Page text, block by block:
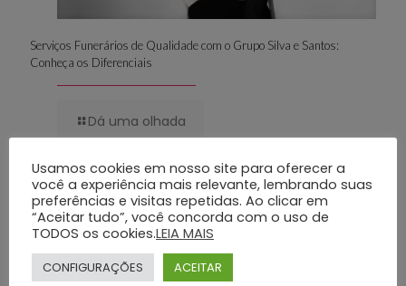
Serviços Funerários de Qualidade com o Grupo Silva e Santos:
Conheça os Diferenciais
Dá uma olhada
28 de julho de 2025
Usamos cookies em nosso site para oferecer a
você a experiência mais relevante, lembrando suas
preferências e visitas repetidas. Ao clicar em
“Aceitar tudo”, você concorda com o uso de
TODOS os cookies.LEIA MAIS
CONFIGURAÇÕES ACEITAR